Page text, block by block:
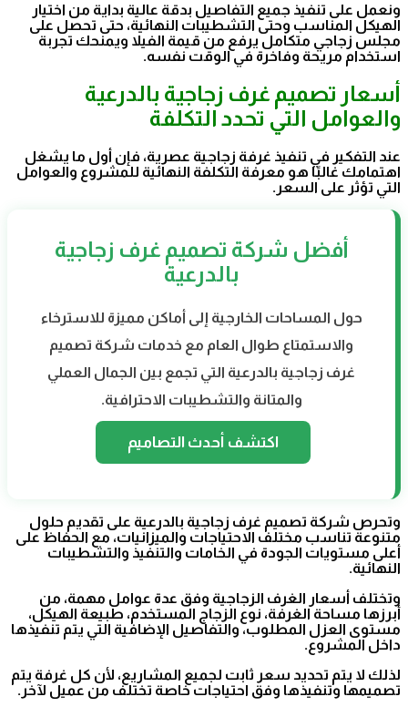
ونعمل على تنفيذ جميع التفاصيل بدقة عالية بداية من اختيار
الهيكل المناسب وحتى التشطيبات النهائية، حتى تحصل على
مجلس زجاجي متكامل يرفع من قيمة الفيلا ويمنحك تجربة
استخدام مريحة وفاخرة في الوقت نفسه.
أسعار تصميم غرف زجاجية بالدرعية
والعوامل التي تحدد التكلفة
عند التفكير في تنفيذ غرفة زجاجية عصرية، فإن أول ما يشغل
اهتمامك غالبًا هو معرفة التكلفة النهائية للمشروع والعوامل
التي تؤثر على السعر.
أفضل شركة تصميم غرف زجاجية
بالدرعية
حول المساحات الخارجية إلى أماكن مميزة للاسترخاء
والاستمتاع طوال العام مع خدمات شركة تصميم
غرف زجاجية بالدرعية التي تجمع بين الجمال العملي
والمتانة والتشطيبات الاحترافية.
اكتشف أحدث التصاميم
وتحرص شركة تصميم غرف زجاجية بالدرعية على تقديم حلول
متنوعة تناسب مختلف الاحتياجات والميزانيات، مع الحفاظ على
أعلى مستويات الجودة في الخامات والتنفيذ والتشطيبات
النهائية.
وتختلف أسعار الغرف الزجاجية وفق عدة عوامل مهمة، من
أبرزها مساحة الغرفة، نوع الزجاج المستخدم، طبيعة الهيكل،
مستوى العزل المطلوب، والتفاصيل الإضافية التي يتم تنفيذها
داخل المشروع.
لذلك لا يتم تحديد سعر ثابت لجميع المشاريع، لأن كل غرفة يتم
تصميمها وتنفيذها وفق احتياجات خاصة تختلف من عميل لآخر.